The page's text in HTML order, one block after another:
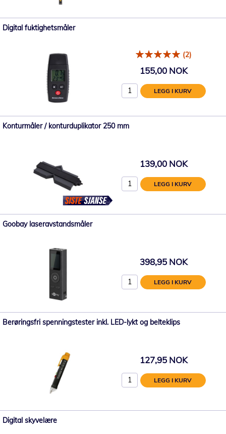
Digital fuktighetsmåler
(2)
155,00 NOK
LEGG I KURV
Konturmåler / konturduplikator 250 mm
139,00 NOK
LEGG I KURV
Goobay laseravstandsmåler
398,95 NOK
LEGG I KURV
Berøringsfri spenningstester inkl. LED-lykt og belteklips
127,95 NOK
LEGG I KURV
Digital skyvelære